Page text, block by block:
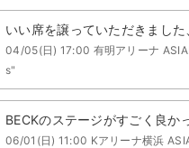
いい席を譲っていただきました
04/05(日) 17:00 有明アリーナ
s"
BECKのステージがすごく良か
06/01(日) 11:00 Kアリーナ横浜